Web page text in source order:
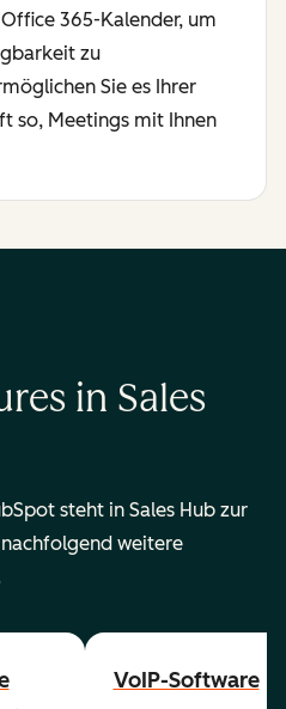
365-Kalender, um
zu
Sie es Ihrer
so, Meetings mit Ihnen
in Sales
steht in Sales Hub zur
weitere
VoIP-Software